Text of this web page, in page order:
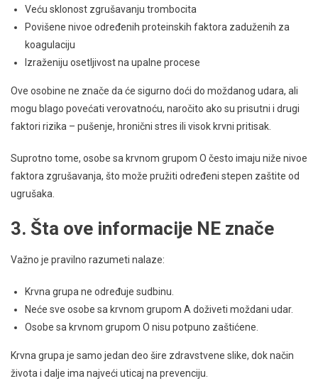
Veću sklonost zgrušavanju trombocita
Povišene nivoe određenih proteinskih faktora zaduženih za
koagulaciju
Izraženiju osetljivost na upalne procese
Ove osobine ne znače da će sigurno doći do moždanog udara, ali
mogu blago povećati verovatnoću, naročito ako su prisutni i drugi
faktori rizika – pušenje, hronični stres ili visok krvni pritisak.
Suprotno tome, osobe sa krvnom grupom O često imaju niže nivoe
faktora zgrušavanja, što može pružiti određeni stepen zaštite od
ugrušaka.
3. Šta ove informacije NE znače
Važno je pravilno razumeti nalaze:
Krvna grupa ne određuje sudbinu.
Neće sve osobe sa krvnom grupom A doživeti moždani udar.
Osobe sa krvnom grupom O nisu potpuno zaštićene.
Krvna grupa je samo jedan deo šire zdravstvene slike, dok način
života i dalje ima najveći uticaj na prevenciju.